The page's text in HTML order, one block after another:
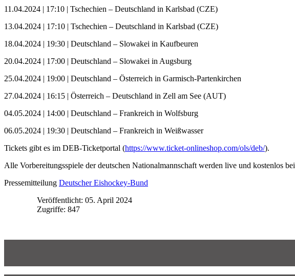
11.04.2024 | 17:10 | Tschechien – Deutschland in Karlsbad (CZE)
13.04.2024 | 17:10 | Tschechien – Deutschland in Karlsbad (CZE)
18.04.2024 | 19:30 | Deutschland – Slowakei in Kaufbeuren
20.04.2024 | 17:00 | Deutschland – Slowakei in Augsburg
25.04.2024 | 19:00 | Deutschland – Österreich in Garmisch-Partenkirchen
27.04.2024 | 16:15 | Österreich – Deutschland in Zell am See (AUT)
04.05.2024 | 14:00 | Deutschland – Frankreich in Wolfsburg
06.05.2024 | 19:30 | Deutschland – Frankreich in Weißwasser
Tickets gibt es im DEB-Ticketportal (https://www.ticket-onlineshop.com/ols/deb/).
Alle Vorbereitungsspiele der deutschen Nationalmannschaft werden live und kostenlos bei
Pressemitteilung Deutscher Eishockey-Bund
Veröffentlicht: 05. April 2024
Zugriffe: 847